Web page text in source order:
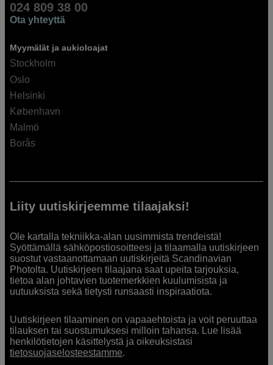
024 809 38 00
Ota yhteyttä
Myymälät ja aukioloajat
Stockholm
Oslo
Helsinki
København
Malmö
Borås
Liity uutiskirjeemme tilaajaksi!
Ole kartalla tekniikka-alan uusimmista trendeistä!
Syöttämällä sähköpostiosoitteesi ja tilaamalla uutiskirjeen
suostut vastaanottamaan uutiskirjeitä Scandinavian
Photolta. Uutiskirjeen tilaajana saat upeita tarjouksia,
tietoa alan johtavien tuotemerkkien kuulumisista ja
uutuuksista sekä tietysti runsaasti inspiraatiota.
Uutiskirjeen tilaaminen on vapaaehtoista ja voit peruuttaa
tilauksen tai suostumuksesi milloin tahansa. Lue lisää
henkilötietojen käsittelystä ja oikeuksistasi
tietosuojaselosteestamme.